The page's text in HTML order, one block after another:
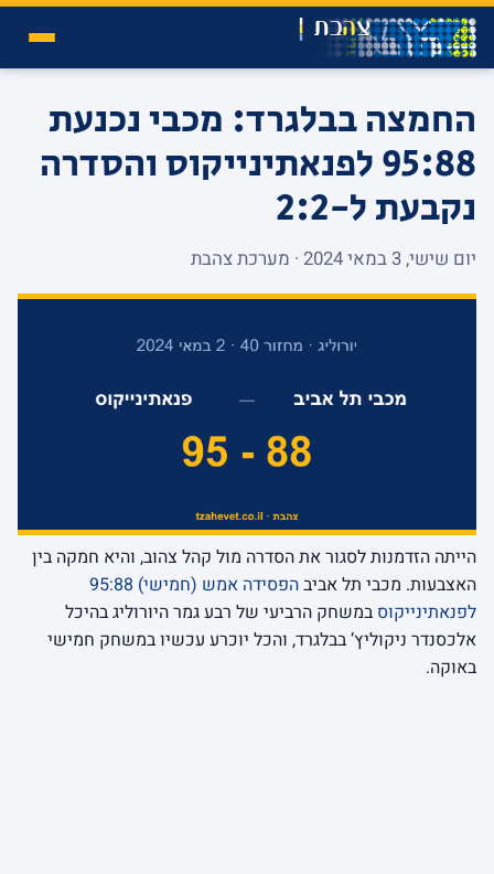
החמצה בבלגרד: מכבי נכנעת
95:88 לפנאתינייקוס והסדרה
נקבעת ל-2:2
יום שישי, 3 במאי 2024 · מערכת צהבת
הייתה הזדמנות לסגור את הסדרה מול קהל צהוב, והיא חמקה בין
האצבעות. מכבי תל אביב
הפסידה אמש (חמישי) 95:88
לפנאתינייקוס במשחק הרביעי של רבע גמר היורוליג בהיכל
אלכסנדר ניקוליץ’ בבלגרד, והכל יוכרע עכשיו במשחק חמישי
באוקה.